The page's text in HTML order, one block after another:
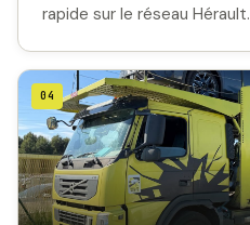
rapide sur le réseau Hérault.
04